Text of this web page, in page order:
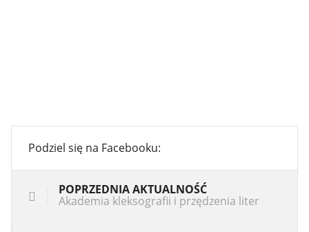
Podziel się na Facebooku:
POPRZEDNIA AKTUALNOŚĆ
Akademia kleksografii i przędzenia liter